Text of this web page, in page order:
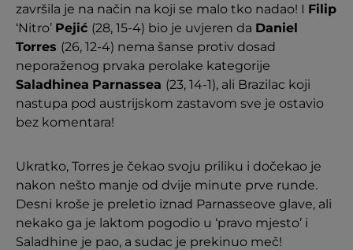
završila je na način na koji se malo tko nadao! I Filip
‘Nitro’ Pejić (28, 15-4) bio je uvjeren da Daniel
Torres (26, 12-4) nema šanse protiv dosad
neporaženog prvaka perolake kategorije
Saladhinea Parnassea (23, 14-1), ali Brazilac koji
nastupa pod austrijskom zastavom sve je ostavio
bez komentara!
Ukratko, Torres je čekao svoju priliku i dočekao je
nakon nešto manje od dvije minute prve runde.
Desni kroše je preletio iznad Parnasseove glave, ali
nekako ga je laktom pogodio u ‘pravo mjesto’ i
Saladhine je pao, a sudac je prekinuo meč!